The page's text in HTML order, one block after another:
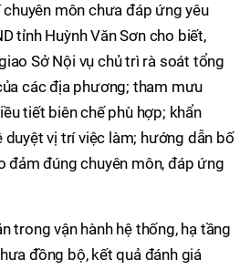
môn chưa đáp ứng yêu
tỉnh Huỳnh Văn Sơn cho biết,
Sở Nội vụ chủ trì rà soát tổng
các địa phương; tham mưu
tiết biên chế phù hợp; khẩn
vị trí việc làm; hướng dẫn bố
đảm đúng chuyên môn, đáp ứng
trong vận hành hệ thống, hạ tầng
đồng bộ, kết quả đánh giá